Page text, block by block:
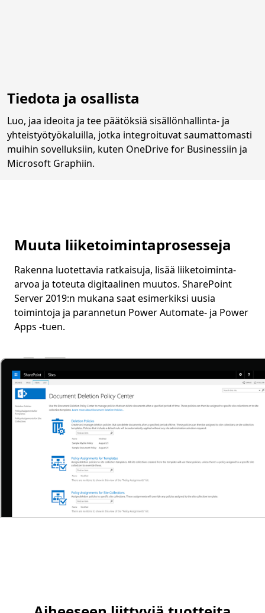
Tiedota ja osallista
Luo, jaa ideoita ja tee päätöksiä sisällönhallinta- ja
yhteistyötyökaluilla, jotka integroituvat saumattomasti
muihin sovelluksiin, kuten OneDrive for Businessiin ja
Microsoft Graphiin.
Muuta liiketoimintaprosesseja
Rakenna luotettavia ratkaisuja, lisää liiketoiminta-
arvoa ja toteuta digitaalinen muutos. SharePoint
Server 2019:n mukana saat esimerkiksi uusia
toimintoja ja parannetun Power Automate- ja Power
Apps -tuen.